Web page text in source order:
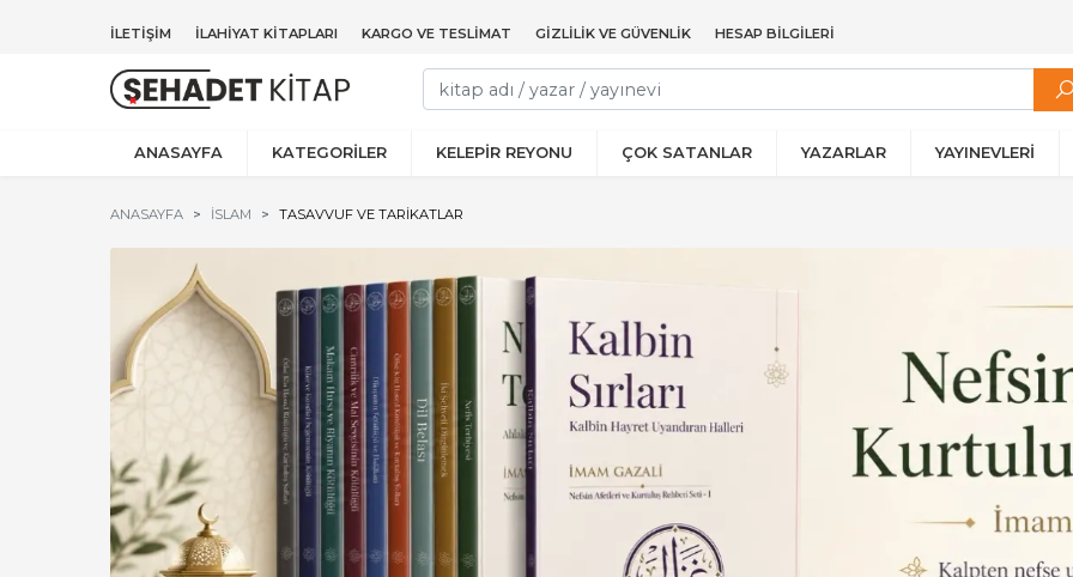
İLETIŞIM İLAHIYAT KITAPLARI KARGO VE TESLIMAT GIZLILIK VE GÜVENLIK HESAP BILGILERI
ANASAYFA KATEGORİLER KELEPİR REYONU ÇOK SATANLAR YAZARLAR YAYINEVLERİ
ANASAYFA İSLAM TASAVVUF VE TARIKATLAR